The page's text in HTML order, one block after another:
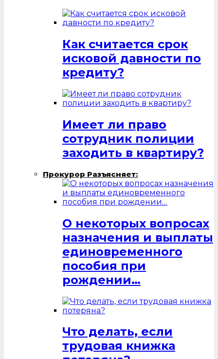
Как считается срок
исковой давности по
кредиту?
Имеет ли право
сотрудник полиции
заходить в квартиру?
Прокурор Разъясняет:
О некоторых вопросах
назначения и выплаты
единовременного
пособия при
рождении…
Что делать, если
трудовая книжка